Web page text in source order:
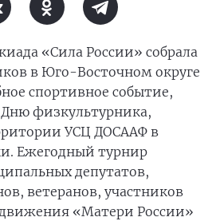
«Сила России» собрала
в Юго-Восточном округе
спортивное событие,
физкультурника,
УСЦ ДОСААФ в
Ежегодный турнир
депутатов,
ветеранов, участников
«Матери России»